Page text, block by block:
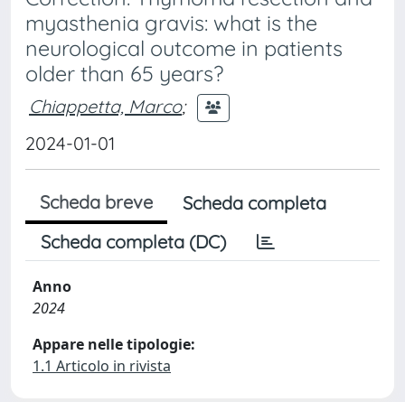
myasthenia gravis: what is the
neurological outcome in patients
older than 65 years?
Chiappetta, Marco;
2024-01-01
Scheda breve
Scheda completa
Scheda completa (DC)
Anno
2024
Appare nelle tipologie:
1.1 Articolo in rivista